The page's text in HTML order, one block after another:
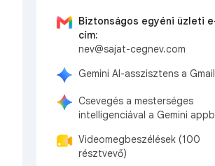
Biztonságos egyéni üzleti
cím:
nev@sajat-cegnev.com
Gemini AI-asszisztens a
Csevegés a mesterséges
intelligenciával a Gemini
Videomegbeszélések (100
résztvevő)